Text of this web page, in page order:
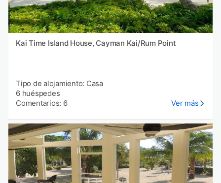
Kai Time Island House, Cayman Kai/Rum Point
Tipo de alojamiento: Casa
6 huéspedes
Comentarios: 6
Ver más